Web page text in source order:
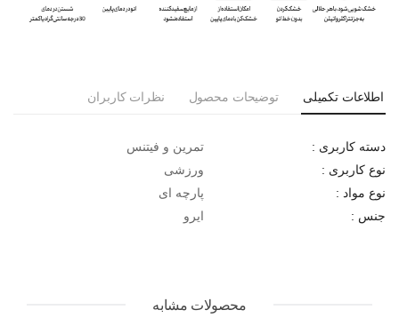
اطلاعات تکمیلی توضیحات محصول نظرات کاربران
دسته کاربری : تمرین و فیتنس
نوع کاربری : ورزشی
نوع مواد : پارچه ای
جنس : ایرو
محصولات مشابه